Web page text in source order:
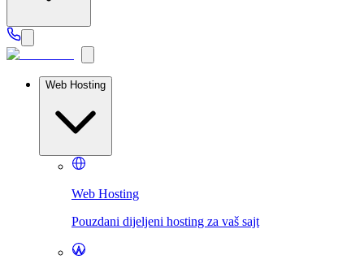
Web Hosting
Web Hosting
Pouzdani dijeljeni hosting za vaš sajt